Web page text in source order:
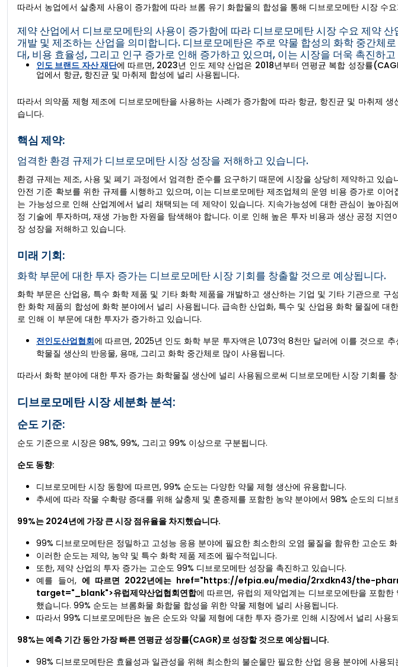
따라서 농업에서 살충제 사용이 증가함에 따라 브롬 유기 화합물의 합성을 통해 디브로모메탄 시장 수
제약 산업에서 디브로모메탄의 사용이 증가함에 따라 디브로모메탄 시장 수요 제약
개발 및 제조하는 산업을 의미합니다. 디브로모메탄은 주로 약물 합성의 화학 중간체
대, 비용 효율성, 그리고 인구 증가로 인해 증가하고 있으며, 이는 시장을 더욱 촉진하
인도 브랜드 자산 재단에 따르면, 2023년 인도 제약 산업은 2018년부터 연평균 복합 성장률
업에서 항균, 항진균 및 마취제 합성에 널리 사용됩니다.
따라서 의약품 제형 제조에 디브로모메탄을 사용하는 사례가 증가함에 따라 항균, 항진균 및 마취제
습니다.
핵심 제약:
엄격한 환경 규제가 디브로모메탄 시장 성장을 저해하고 있습니다.
환경 규제는 제조, 사용 및 폐기 과정에서 엄격한 준수를 요구하기 때문에 시장을 상당히 제약하고 있
안전 기준 확보를 위한 규제를 시행하고 있으며, 이는 디브로모메탄 제조업체의 운영 비용 증가로 이
는 가능성으로 인해 산업계에서 널리 채택되는 데 제약이 있습니다. 지속가능성에 대한 관심이 높아짐
정 기술에 투자하며, 재생 가능한 자원을 탐색해야 합니다. 이로 인해 높은 투자 비용과 생산 공정 지연
장 성장을 저해하고 있습니다.
미래 기회:
화학 부문에 대한 투자 증가는 디브로모메탄 시장 기회를 창출할 것으로 예상됩니다.
화학 부문은 산업용, 특수 화학 제품 및 기타 화학 제품을 개발하고 생산하는 기업 및 기타 기관으로 구
한 화학 제품의 합성에 화학 분야에서 널리 사용됩니다. 급속한 산업화, 특수 및 산업용 화학 물질에 대
로 인해 이 부문에 대한 투자가 증가하고 있습니다.
전인도산업협회에 따르면, 2025년 인도 화학 부문 투자액은 1,073억 8천만 달러에 이를 것으로
학물질 생산의 반응물, 용매, 그리고 화학 중간체로 많이 사용됩니다.
따라서 화학 분야에 대한 투자 증가는 화학물질 생산에 널리 사용됨으로써 디브로모메탄 시장 기회를
디브로모메탄 시장 세분화 분석:
순도 기준:
순도 기준으로 시장은 98%, 99%, 그리고 99% 이상으로 구분됩니다.
순도 동향:
디브로모메탄 시장 동향에 따르면, 99% 순도는 다양한 약물 제형 생산에 유용합니다.
추세에 따라 작물 수확량 증대를 위해 살충제 및 훈증제를 포함한 농약 분야에서 98% 순도의 디
99%는 2024년에 가장 큰 시장 점유율을 차지했습니다.
99% 디브로모메탄은 정밀하고 고성능 응용 분야에 필요한 최소한의 오염 물질을 함유한 고순도
이러한 순도는 제약, 농약 및 특수 화학 제품 제조에 필수적입니다.
또한, 제약 산업의 투자 증가는 고순도 99% 디브로모메탄 성장을 촉진하고 있습니다.
예를 들어, 에 따르면 2022년에는 href="https://efpia.eu/media/2rxdkn43/the-
target="_blank">유럽제약산업협회연합에 따르면, 유럽의 제약업계는 디브로모에탄을 포함
했습니다. 99% 순도는 브롬화물 화합물 합성을 위한 약물 제형에 널리 사용됩니다.
따라서 99% 디브로모메탄은 높은 순도와 약물 제형에 대한 투자 증가로 인해 시장에서 널리 사용
98%는 예측 기간 동안 가장 빠른 연평균 성장률(CAGR)로 성장할 것으로 예상됩니다.
98% 디브로모메탄은 효율성과 일관성을 위해 최소한의 불순물만 필요한 산업 응용 분야에 사용